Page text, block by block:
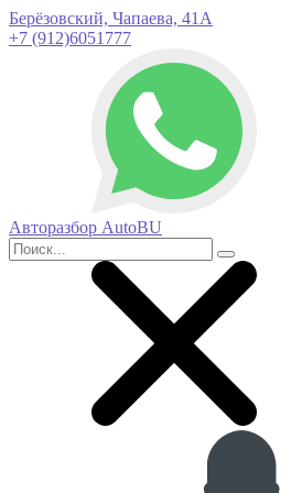
Берёзовский, Чапаева, 41А
+7 (912)6051777
Авторазбор AutoBU